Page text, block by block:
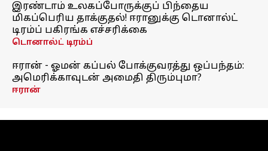
இரண்டாம் உலகப்போருக்குப் பிந்தைய
மிகப்பெரிய தாக்குதல்! ஈரானுக்கு டொனால்ட்
டிரம்ப் பகிரங்க எச்சரிக்கை
டொனால்ட் டிரம்ப்
ஈரான் - ஓமன் கப்பல் போக்குவரத்து ஒப்பந்தம்:
அமெரிக்காவுடன் அமைதி திரும்புமா?
ஈரான்